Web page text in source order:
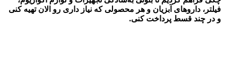
فیلتر، داروهای آبزیان و هر محصولی که نیاز داری رو الان تهیه کنی
و در چند قسط پرداخت کنی.